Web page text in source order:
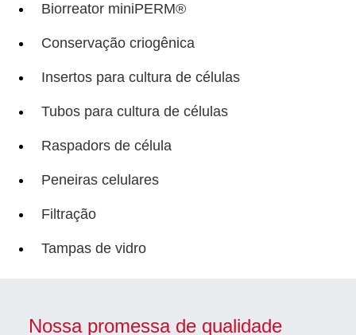
Biorreator miniPERM®
Conservação criogênica
Insertos para cultura de células
Tubos para cultura de células
Raspadors de célula
Peneiras celulares
Filtração
Tampas de vidro
Nossa promessa de qualidade